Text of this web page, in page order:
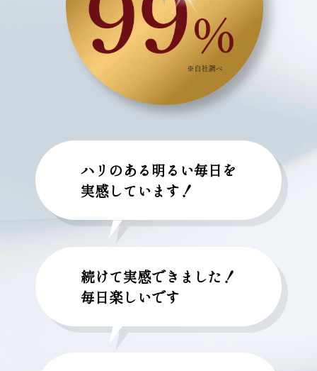
ハリのある明るい毎日を
実感しています！
続けて実感できました！
毎日楽しいです